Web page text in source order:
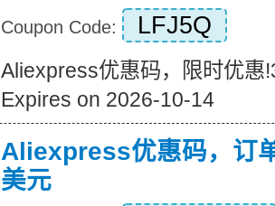
Coupon Code: LFJ5Q
Aliexpress优惠码，限时优惠
Expires on 2026-10-14
Aliexpress优惠码，订
美元